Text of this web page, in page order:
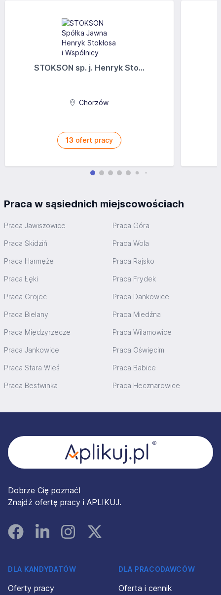
STOKSON sp. j. Henryk Sto...
Chorzów
13 ofert pracy
Praca w sąsiednich miejscowościach
Praca Jawiszowice Praca Góra
Praca Skidziń Praca Wola
Praca Harmęże Praca Rajsko
Praca Łęki Praca Frydek
Praca Grojec Praca Dankowice
Praca Bielany Praca Miedźna
Praca Międzyrzecze Praca Wilamowice
Praca Jankowice Praca Oświęcim
Praca Stara Wieś Praca Babice
Praca Bestwinka Praca Hecznarowice
Dobrze Cię poznać!
Znajdź ofertę pracy i APLIKUJ.
FacebookLinked InInstagramInstagram
DLA KANDYDATÓW
Oferty pracy
DLA PRACODAWCÓW
Oferta i cennik